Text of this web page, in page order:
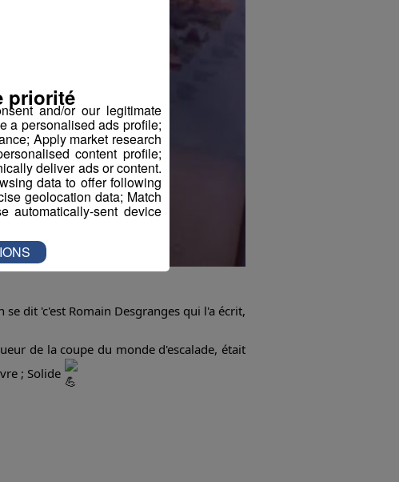
dit 'c'est Romain Desgranges qui l'a écrit,
de la coupe du monde d'escalade, était
; Solide
and/or our legitimate
a personalised ads profile;
Apply market research
content profile;
deliver ads or content.
data to offer following
geolocation data; Match
automatically-sent device
priorité